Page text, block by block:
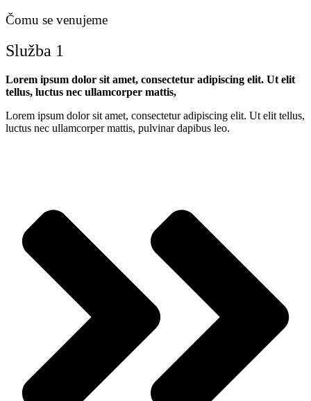
Čomu se venujeme
Služba 1
Lorem ipsum dolor sit amet, consectetur adipiscing elit. Ut elit
tellus, luctus nec ullamcorper mattis,
Lorem ipsum dolor sit amet, consectetur adipiscing elit. Ut elit tellus,
luctus nec ullamcorper mattis, pulvinar dapibus leo.